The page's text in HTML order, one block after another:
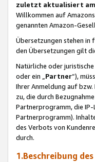
zuletzt aktualisiert am
Willkommen auf
genannten Amazon-
Übersetzungen stehen in
den Übersetzungen gilt
Natürliche oder
oder ein „Partner“),
Ihrer Anmeldung auf
zu, die durch
Partnerprogramm, die
Partnerprogramm).
des Verbots von
durch.
1.Beschreibung